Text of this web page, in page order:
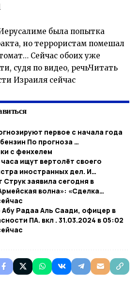
была попытка
но террористам помешал
Сейчас обоих уже
судя по видео, речьЧитать
Израиля сейчас
первое с начала года
По прогноза …
с фенхелем
ищут вертолёт своего
иностранных дел. И…
заявила сегодня в
волна»: «Сделка…​
Радаа Аль Саади, офицер в
ПА. вкл . 31.03.2024 в 05:02​